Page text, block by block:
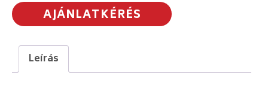
AJÁNLATKÉRÉS
Leírás